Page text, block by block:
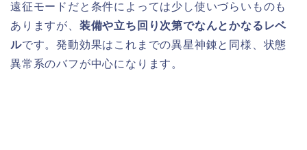
遠征モードだと条件によっては少し使いづらいものも
ありますが、 装備や立ち回り次第でなんとかなるレベ
ルです。発動効果はこれまでの異星神錬と同様、状態
異常系のバフが中心になります。